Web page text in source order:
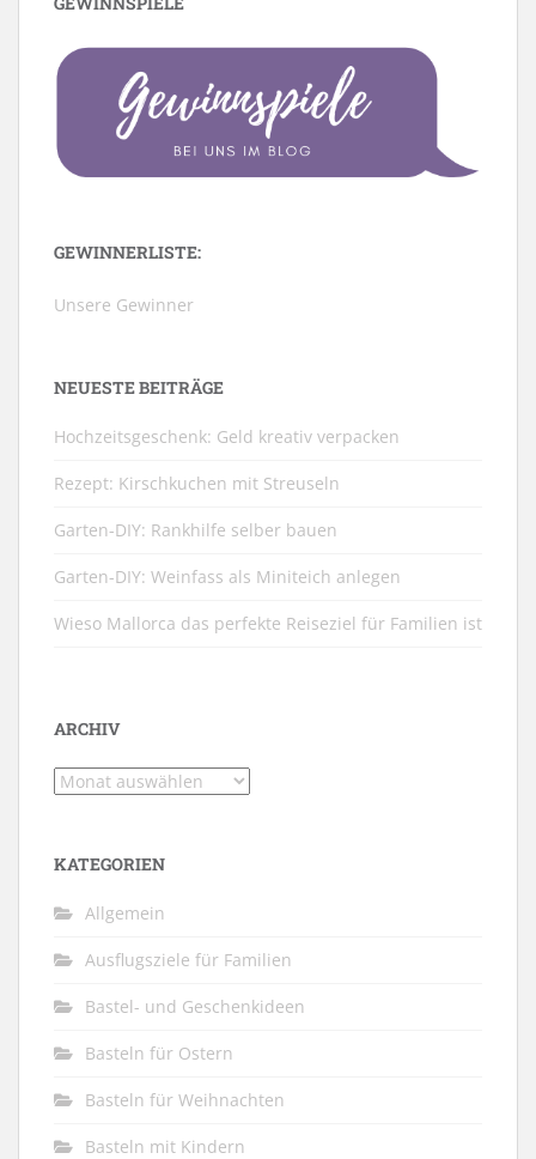
GEWINNERLISTE:
Unsere Gewinner
NEUESTE BEITRÄGE
Hochzeitsgeschenk: Geld kreativ verpacken
Rezept: Kirschkuchen mit Streuseln
Garten-DIY: Rankhilfe selber bauen
Garten-DIY: Weinfass als Miniteich anlegen
Wieso Mallorca das perfekte Reiseziel für Familien ist
ARCHIV
Archiv
KATEGORIEN
Allgemein
Ausflugsziele für Familien
Bastel- und Geschenkideen
Basteln für Ostern
Basteln für Weihnachten
Basteln mit Kindern